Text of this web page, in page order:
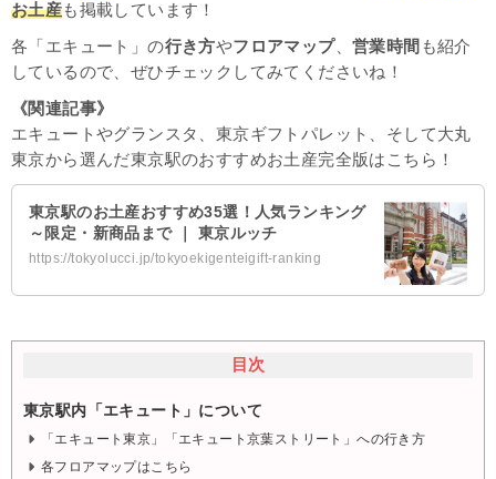
お土産も掲載しています！
各「エキュート」の行き方やフロアマップ、営業時間 も紹介
しているので、ぜひチェックしてみてくださいね！
《関連記事》
エキュートやグランスタ、東京ギフトパレット、そして大丸
東京から選んだ東京駅のおすすめお土産完全版はこちら！
東京駅のお土産おすすめ35選！人気ランキング
～限定・新商品まで ｜ 東京ルッチ
https://tokyolucci.jp/tokyoekigenteigift-ranking
目次
東京駅内「エキュート」について
「エキュート東京」「エキュート京葉ストリート」への行き方
各フロアマップはこちら